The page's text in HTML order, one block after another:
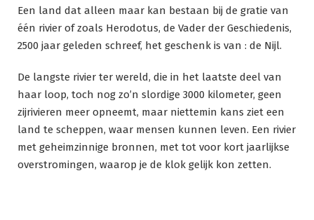
Een land dat alleen maar kan bestaan bij de gratie van
één rivier of zoals Herodotus, de Vader der Geschiedenis,
2500 jaar geleden schreef, het geschenk is van : de Nijl.
De langste rivier ter wereld, die in het laatste deel van
haar loop, toch nog zo’n slordige 3000 kilometer, geen
zijrivieren meer opneemt, maar niettemin kans ziet een
land te scheppen, waar mensen kunnen leven. Een rivier
met geheimzinnige bronnen, met tot voor kort jaarlijkse
overstromingen, waarop je de klok gelijk kon zetten.